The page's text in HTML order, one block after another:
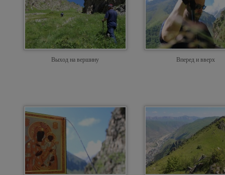
Выход на вершину Вперед и вверх